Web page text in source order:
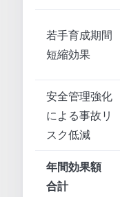
若手育成期間
短縮効果
安全管理強化
による事故リ
スク低減
年間効果額
合計